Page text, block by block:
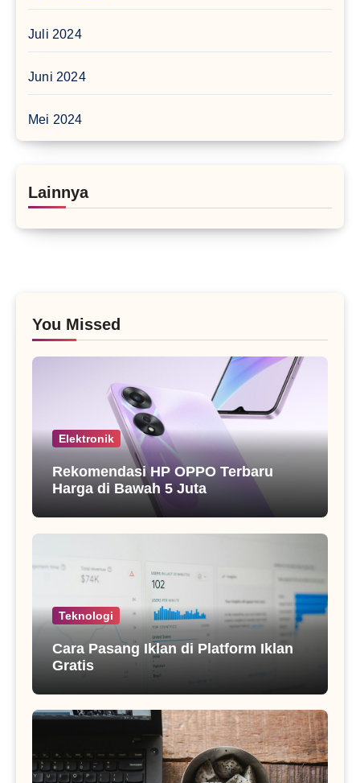
Juli 2024
Juni 2024
Mei 2024
Lainnya
You Missed
Elektronik
Rekomendasi HP OPPO Terbaru
Harga di Bawah 5 Juta
Teknologi
Cara Pasang Iklan di Platform Iklan
Gratis